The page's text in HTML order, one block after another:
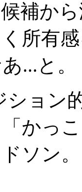
補か
く所有
...と。
ション
かっ
ソン。